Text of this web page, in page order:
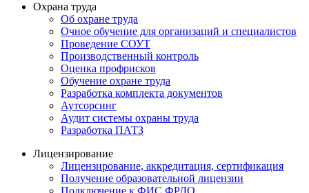
Охрана труда
Об охране труда
Очное обучение для организаций и специалистов
Проведение СОУТ
Производственный контроль
Оценка профрисков
Обучение охране труда
Разработка комплекта документов
Аутсорсинг
Аудит системы охраны труда
Разработка ПАТЗ
Лицензирование
Лицензирование, аккредитация, сертификация
Получение образовательной лицензии